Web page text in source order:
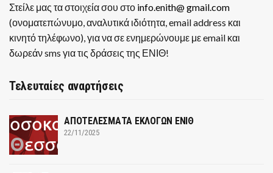
Στείλε μας τα στοιχεία σου στο info.enith@ gmail.com
(ονοματεπώνυμο, αναλυτικά ιδιότητα, email address και
κινητό τηλέφωνο), για να σε ενημερώνουμε με email και
δωρεάν sms για τις δράσεις της ΕΝΙΘ!
Τελευταίες αναρτήσεις
ΑΠΟΤΕΛΕΣΜΑΤΑ ΕΚΛΟΓΩΝ ΕΝΙΘ
22/11/2025